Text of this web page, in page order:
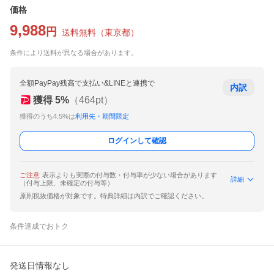
価格
9,988 円 送料無料 （東京都）
条件により送料が異なる場合があります。
全額PayPay残高で支払い&LINEと連携で
獲得 5% （464pt）
獲得のうち4.5%は利用先・期間限定
内訳
ログインして確認
ご注意 表示よりも実際の付与数・付与率が少ない場合があります
（付与上限、未確定の付与等）
詳細
原則税抜価格が対象です。特典詳細は内訳でご確認ください。
条件達成でおトク
発送日情報なし